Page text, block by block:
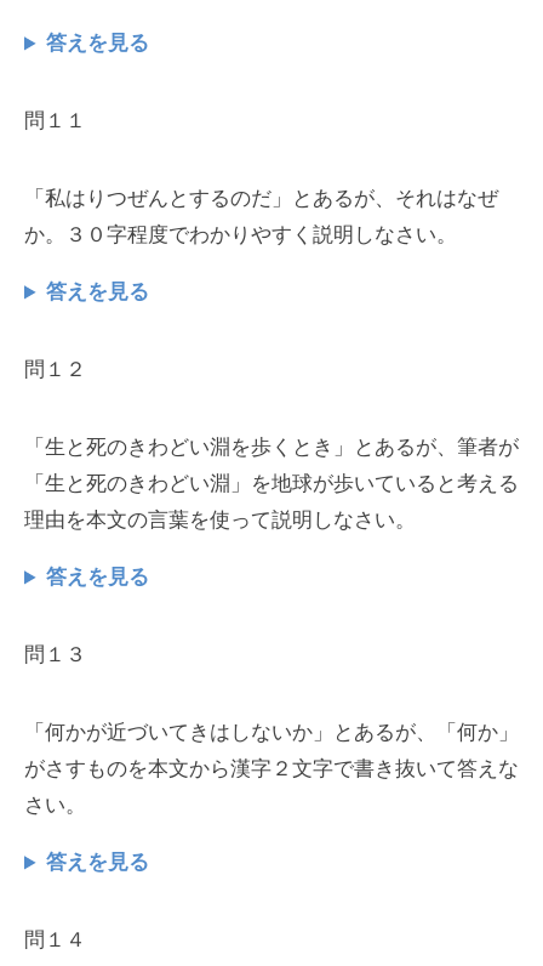
答えを見る
問１１
「私はりつぜんとするのだ」とあるが、それはなぜ
か。３０字程度でわかりやすく説明しなさい。
答えを見る
問１２
「生と死のきわどい淵を歩くとき」とあるが、筆者が
「生と死のきわどい淵」を地球が歩いていると考える
理由を本文の言葉を使って説明しなさい。
答えを見る
問１３
「何かが近づいてきはしないか」とあるが、「何か」
がさすものを本文から漢字２文字で書き抜いて答えな
さい。
答えを見る
問１４